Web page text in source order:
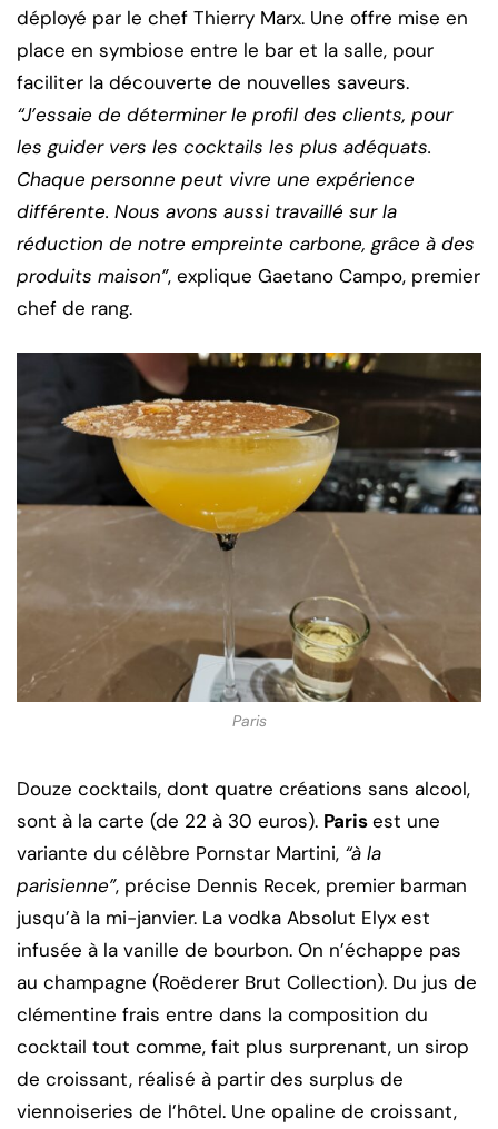
déployé par le chef Thierry Marx. Une offre mise en
place en symbiose entre le bar et la salle, pour
faciliter la découverte de nouvelles saveurs.
“J’essaie de déterminer le profil des clients, pour
les guider vers les cocktails les plus adéquats.
Chaque personne peut vivre une expérience
différente. Nous avons aussi travaillé sur la
réduction de notre empreinte carbone, grâce à des
produits maison”, explique Gaetano Campo, premier
chef de rang.
Paris
Douze cocktails, dont quatre créations sans alcool,
sont à la carte (de 22 à 30 euros). Parisest une
variante du célèbre Pornstar Martini, “à la
parisienne”, précise Dennis Recek, premier barman
jusqu’à la mi-janvier. La vodka Absolut Elyx est
infusée à la vanille de bourbon. On n’échappe pas
au champagne (Roëderer Brut Collection). Du jus de
clémentine frais entre dans la composition du
cocktail tout comme, fait plus surprenant, un sirop
de croissant, réalisé à partir des surplus de
viennoiseries de l’hôtel. Une opaline de croissant,